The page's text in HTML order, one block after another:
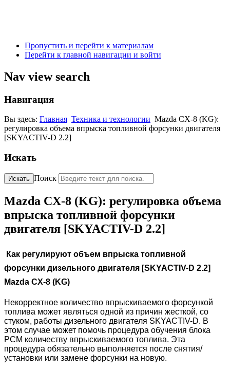
Пропустить и перейти к материалам
Перейти к главной навигации и войти
Nav view search
Навигация
Вы здесь: Главная Техника и технологии Mazda CX-8 (KG):
регулировка объема впрыска топливной форсунки двигателя
[SKYACTIV-D 2.2]
Искать
Искать Поиск
Mazda CX-8 (KG): регулировка объема
впрыска топливной форсунки
двигателя [SKYACTIV-D 2.2]
Как регулируют объем впрыска топливной
форсунки дизельного двигателя [SKYACTIV-D 2.2]
Mazda CX-8 (KG)
Некорректное количество впрыскиваемого форсункой
топлива может являться одной из причин жесткой, со
стуком, работы дизельного двигателя SKYACTIV-D. В
этом случае может помочь процедура обучения блока
РСМ количеству впрыскиваемого топлива. Эта
процедура обязательно выполняется после снятия/
установки или замене форсунки на новую.